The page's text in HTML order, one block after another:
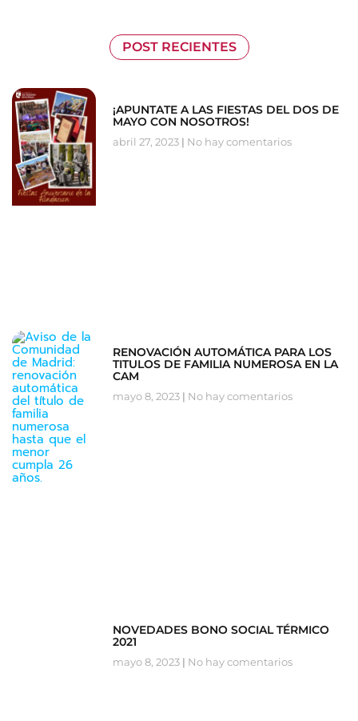
POST RECIENTES
¡APUNTATE A LAS FIESTAS DEL DOS DE
MAYO CON NOSOTROS!
abril 27, 2023 No hay comentarios
RENOVACIÓN AUTOMÁTICA PARA LOS
TITULOS DE FAMILIA NUMEROSA EN LA
CAM
mayo 8, 2023 No hay comentarios
NOVEDADES BONO SOCIAL TÉRMICO
2021
mayo 8, 2023 No hay comentarios